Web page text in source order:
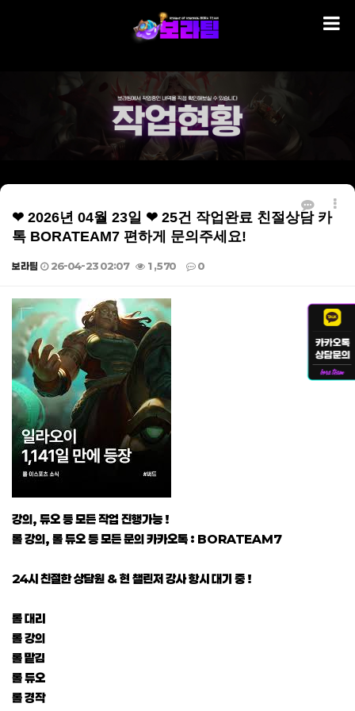
❤ 2026년 04월 23일 ❤ 25건 작업완료 친절상담 카
톡 BORATEAM7 편하게 문의주세요!
보라팀 26-04-23 02:07 1,570 0
본문
강의, 듀오 등 모든 작업 진행가능 !
롤 강의, 롤 듀오 등 모든 문의 카카오톡 : BORATEAM7
24시 친절한 상담원 & 현 챌린저 강사 항시 대기 중 !
롤 대리
롤 강의
롤 맡김
롤 듀오
롤 경작